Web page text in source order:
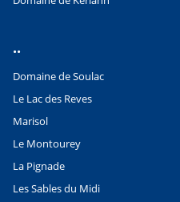
..
Domaine de Soulac
Le Lac des Reves
Marisol
Le Montourey
La Pignade
Les Sables du Midi